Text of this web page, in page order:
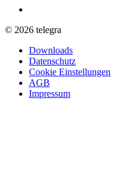
© 2026 telegra
Downloads
Datenschutz
Cookie Einstellungen
AGB
Impressum